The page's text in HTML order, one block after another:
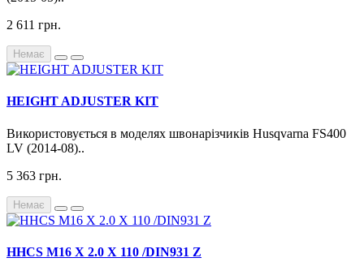
2 611 грн.
Немає
HEIGHT ADJUSTER KIT
Використовується в моделях швонарізчиків Husqvarna FS400
LV (2014-08)..
5 363 грн.
Немає
HHCS M16 X 2.0 X 110 /DIN931 Z